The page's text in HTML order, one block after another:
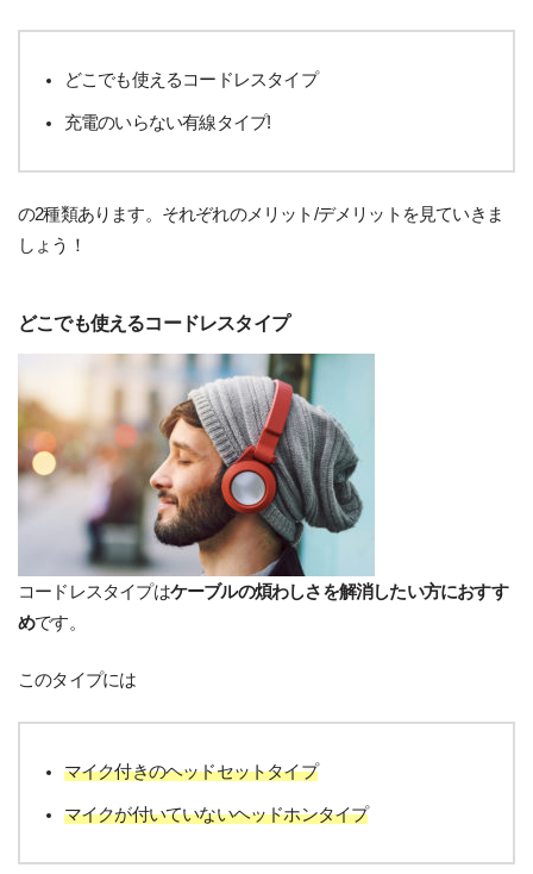
どこでも使えるコードレスタイプ
充電のいらない有線タイプ!
の2種類あります。それぞれのメリット/デメリットを見ていきま
しょう！
どこでも使えるコードレスタイプ
コードレスタイプはケーブルの煩わしさを解消したい方におすす
めです。
このタイプには
マイク付きのヘッドセットタイプ
マイクが付いていないヘッドホンタイプ